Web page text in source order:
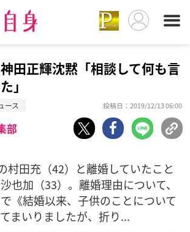
田正輝沈黙「相談して何も言
」
ース 投稿日：2019/12/13 06:00
部
村田充（42）と離婚していたこと
也加（33）。離婚理由について、
《結婚以来、子供のことについて
まいりましたが、折り...